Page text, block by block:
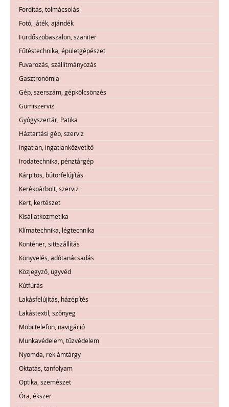
Fordítás, tolmácsolás
Fotó, játék, ajándék
Fürdőszobaszalon, szaniter
Fűtéstechnika, épületgépészet
Fuvarozás, szállítmányozás
Gasztronómia
Gép, szerszám, gépkölcsönzés
Gumiszerviz
Gyógyszertár, Patika
Háztartási gép, szerviz
Ingatlan, ingatlanközvetítő
Irodatechnika, pénztárgép
Kárpitos, bútorfelújítás
Kerékpárbolt, szerviz
Kert, kertészet
Kisállatkozmetika
Klímatechnika, légtechnika
Konténer, sittszállítás
Könyvelés, adótanácsadás
Közjegyző, ügyvéd
Kútfúrás
Lakásfelújítás, házépítés
Lakástextil, szőnyeg
Mobiltelefon, navigáció
Munkavédelem, tűzvédelem
Nyomda, reklámtárgy
Oktatás, tanfolyam
Optika, szemészet
Óra, ékszer